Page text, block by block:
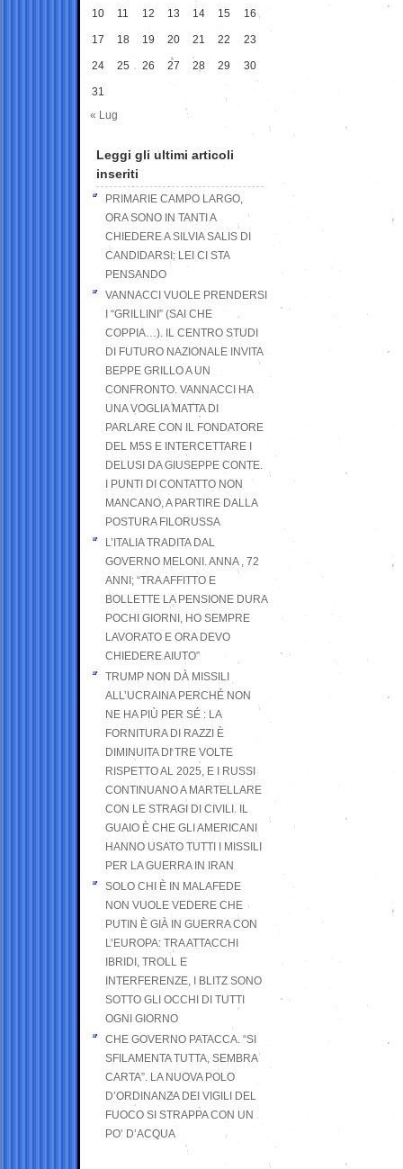
10 11 12 13 14 15 16
17 18 19 20 21 22 23
24 25 26 27 28 29 30
31
« Lug
Leggi gli ultimi articoli
inseriti
PRIMARIE CAMPO LARGO,
ORA SONO IN TANTI A
CHIEDERE A SILVIA SALIS DI
CANDIDARSI: LEI CI STA
PENSANDO
VANNACCI VUOLE PRENDERSI
I “GRILLINI” (SAI CHE
COPPIA…). IL CENTRO STUDI
DI FUTURO NAZIONALE INVITA
BEPPE GRILLO A UN
CONFRONTO. VANNACCI HA
UNA VOGLIA MATTA DI
PARLARE CON IL FONDATORE
DEL M5S E INTERCETTARE I
DELUSI DA GIUSEPPE CONTE.
I PUNTI DI CONTATTO NON
MANCANO, A PARTIRE DALLA
POSTURA FILORUSSA
L’ITALIA TRADITA DAL
GOVERNO MELONI. ANNA , 72
ANNI; “TRA AFFITTO E
BOLLETTE LA PENSIONE DURA
POCHI GIORNI, HO SEMPRE
LAVORATO E ORA DEVO
CHIEDERE AIUTO”
TRUMP NON DÀ MISSILI
ALL’UCRAINA PERCHÉ NON
NE HA PIÙ PER SÉ : LA
FORNITURA DI RAZZI È
DIMINUITA DI TRE VOLTE
RISPETTO AL 2025, E I RUSSI
CONTINUANO A MARTELLARE
CON LE STRAGI DI CIVILI. IL
GUAIO È CHE GLI AMERICANI
HANNO USATO TUTTI I MISSILI
PER LA GUERRA IN IRAN
SOLO CHI È IN MALAFEDE
NON VUOLE VEDERE CHE
PUTIN È GIÀ IN GUERRA CON
L’EUROPA: TRA ATTACCHI
IBRIDI, TROLL E
INTERFERENZE, I BLITZ SONO
SOTTO GLI OCCHI DI TUTTI
OGNI GIORNO
CHE GOVERNO PATACCA. “SI
SFILAMENTA TUTTA, SEMBRA
CARTA”. LA NUOVA POLO
D’ORDINANZA DEI VIGILI DEL
FUOCO SI STRAPPA CON UN
PO’ D’ACQUA